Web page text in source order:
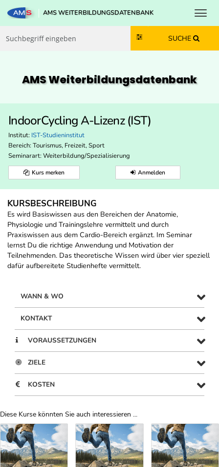
Zum Inhalt springen
Zum Navmenü springen
Zur Suche springen
Zur Footer springen
AMS WEITERBILDUNGSDATENBANK
SUCHE
AMS Weiterbildungs­datenbank
IndoorCycling A-Lizenz (IST)
Institut: IST-Studieninstitut
Bereich: Tourismus, Freizeit, Sport
Seminarart: Weiterbildung/Spezialisierung
Kurs merken Anmelden
KURSBESCHREIBUNG
Es wird Basiswissen aus den Bereichen der Anatomie,
Physiologie und Trainingslehre vermittelt und durch
Praxiswissen aus dem Cardio-Bereich ergänzt. Im Seminar
lernst Du die richtige Anwendung und Motivation der
Teilnehmenden. Das theoretische Wissen wird über vier speziell
dafür aufbereitete Studienhefte vermittelt.
WANN & WO
KONTAKT
VORAUSSETZUNGEN
ZIELE
KOSTEN
Diese Kurse könnten Sie auch interessieren ...
Uber Weiterbildungsvorschläge